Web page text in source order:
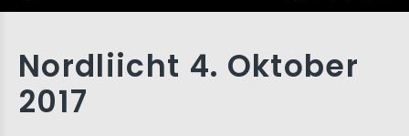
Nordliicht 4. Oktober
2017